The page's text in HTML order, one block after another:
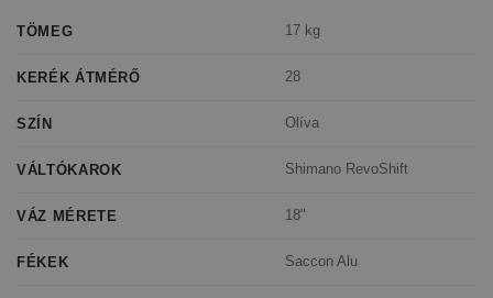
TÖMEG 17 kg
KERÉK ÁTMÉRŐ 28
SZÍN Olíva
VÁLTÓKAROK Shimano RevoShift
VÁZ MÉRETE 18"
FÉKEK Saccon Alu